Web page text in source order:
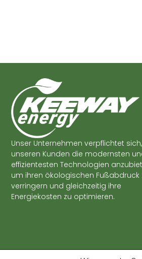
Unser Unternehmen verpflichtet sich,
unseren Kunden die modernsten
effizientesten Technologien
um ihren ökologischen Fußabdruck
verringern und gleichzeitig ihre
Energiekosten zu optimieren.